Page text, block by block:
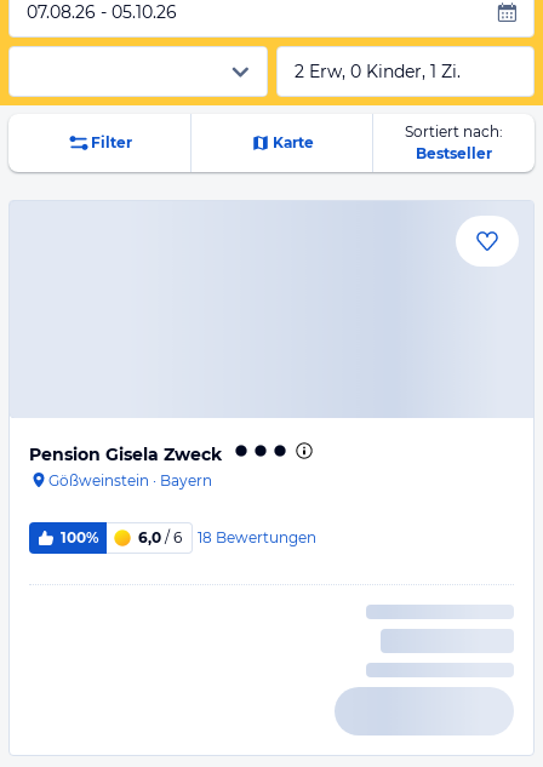
07.08.26 - 05.10.26
2 Erw, 0 Kinder, 1 Zi.
Filter Karte
Sortiert nach:
Bestseller
Pension Gisela Zweck
Gößweinstein · Bayern
100% 6,0 / 6 18 Bewertungen